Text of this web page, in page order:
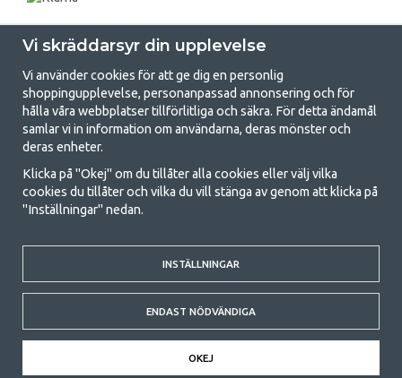
GetCamping.se - Din butik för camping
och uteliv
Att campa kan antingen vara en livsstil eller ett sätt att samla familjen
för ett gemensamt äventyr. Oavsett vilken kategori du tillhör hittar du
med att campa så därför erbjuder vi riktigt bra priser på familjetält,
husvagnstält och all annan utrustning för camping och friluftsliv. Vårt
mål är att i varje priskategori erbjuda den bästa campingutrustningen
gällande kvalitet och funktionalitet. Ta gärna kontakt med oss om det
är något du saknar eller vill veta mer om.
© 2020 GetCamping. All rights reserved.
Vi skräddarsyr din upplevelse
Vi använder cookies för att ge dig en personlig
shoppingupplevelse, personanpassad annonsering och för
hålla våra webbplatser tillförlitliga och säkra. För detta ändamål
samlar vi in information om användarna, deras mönster och
deras enheter.
Klicka på "Okej" om du tillåter alla cookies eller välj vilka
cookies du tillåter och vilka du vill stänga av genom att klicka på
"Inställningar" nedan.
INSTÄLLNINGAR
ENDAST NÖDVÄNDIGA
OKEJ